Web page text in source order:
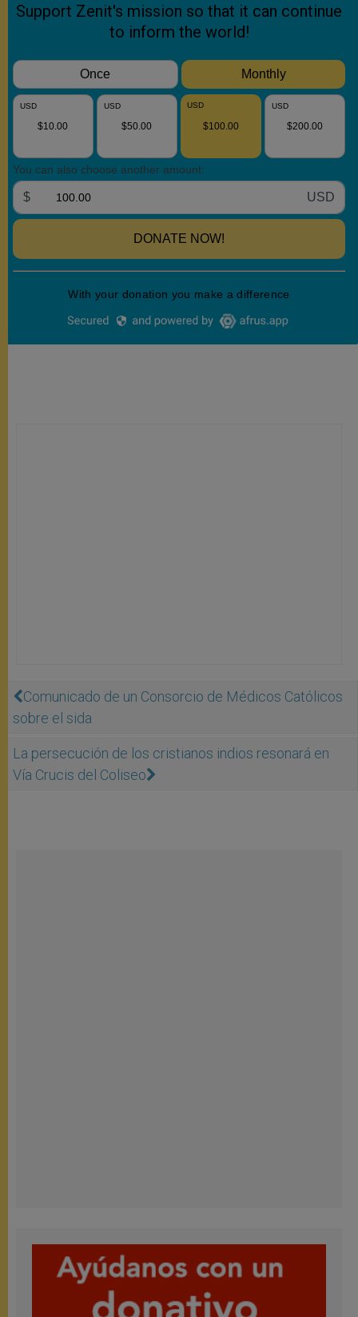
Comunicado de un Consorcio de Médicos Católicos
sobre el sida
La persecución de los cristianos indios resonará en
Vía Crucis del Coliseo